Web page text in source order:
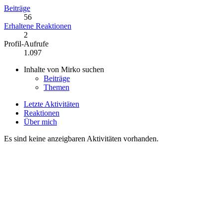
Beiträge
56
Erhaltene Reaktionen
2
Profil-Aufrufe
1.097
Inhalte von Mirko suchen
Beiträge
Themen
Letzte Aktivitäten
Reaktionen
Über mich
Es sind keine anzeigbaren Aktivitäten vorhanden.